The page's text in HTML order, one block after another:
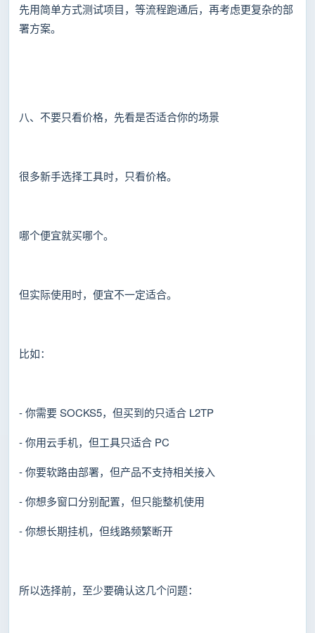
先用简单方式测试项目，等流程跑通后，再考虑更复杂的部
署方案。
八、不要只看价格，先看是否适合你的场景
很多新手选择工具时，只看价格。
哪个便宜就买哪个。
但实际使用时，便宜不一定适合。
比如：
- 你需要 SOCKS5，但买到的只适合 L2TP
- 你用云手机，但工具只适合 PC
- 你要软路由部署，但产品不支持相关接入
- 你想多窗口分别配置，但只能整机使用
- 你想长期挂机，但线路频繁断开
所以选择前，至少要确认这几个问题：